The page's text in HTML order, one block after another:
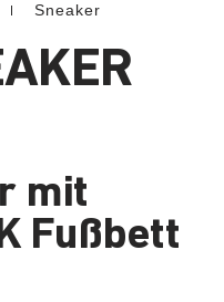
Sneaker
mit
Fußbett